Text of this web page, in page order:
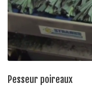
Pesseur poireaux